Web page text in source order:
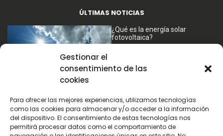
Gestionar el
consentimiento de las
cookies
Para ofrecer las mejores experiencias, utilizamos tecnologías
como las cookies para almacenar y/o acceder a la información
del dispositivo. El consentimiento de estas tecnologías nos
permitirá procesar datos como el comportamiento de
ÚLTIMAS NOTICIAS
¿Qué es la energía solar
fotovoltaica?
¿Qué tipos de instalaciones
fotovoltaicas existen?